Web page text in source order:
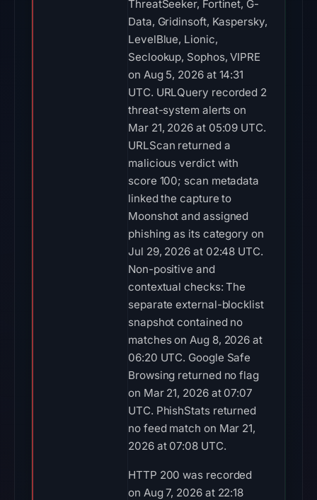
ThreatSeeker, Fortinet, G-
Data, Gridinsoft, Kaspersky,
LevelBlue, Lionic,
Seclookup, Sophos, VIPRE
on Aug 5, 2026 at 14:31
UTC. URLQuery recorded 2
threat-system alerts on
Mar 21, 2026 at 05:09 UTC.
URLScan returned a
malicious verdict with
score 100; scan metadata
linked the capture to
Moonshot and assigned
phishing as its category on
Jul 29, 2026 at 02:48 UTC.
Non-positive and
contextual checks: The
separate external-blocklist
snapshot contained no
matches on Aug 8, 2026 at
06:20 UTC. Google Safe
Browsing returned no flag
on Mar 21, 2026 at 07:07
UTC. PhishStats returned
no feed match on Mar 21,
2026 at 07:08 UTC.
HTTP 200 was recorded
on Aug 7, 2026 at 22:18